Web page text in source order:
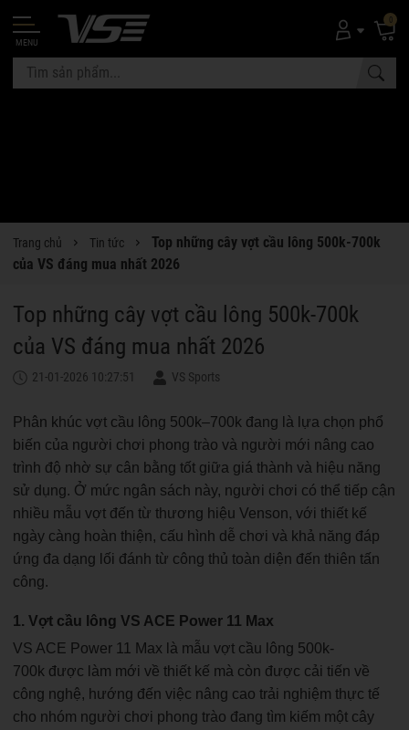
MENU
0
Trang chủ Tin tức
Top những cây vợt cầu lông 500k-700k
của VS đáng mua nhất 2026
Top những cây vợt cầu lông 500k-700k
của VS đáng mua nhất 2026
21-01-2026 10:27:51 VS Sports
Phân khúc vợt cầu lông 500k–700k đang là lựa chọn phổ
biến của người chơi phong trào và người mới nâng cao
trình độ nhờ sự cân bằng tốt giữa giá thành và hiệu năng
sử dụng. Ở mức ngân sách này, người chơi có thể tiếp cận
nhiều mẫu vợt đến từ thương hiệu Venson, với thiết kế
ngày càng hoàn thiện, cấu hình dễ chơi và khả năng đáp
ứng đa dạng lối đánh từ công thủ toàn diện đến thiên tấn
công.
1. Vợt cầu lông VS ACE Power 11 Max
VS ACE Power 11 Max là mẫu vợt cầu lông 500k-
700k được làm mới về thiết kế mà còn được cải tiến về
công nghệ, hướng đến việc nâng cao trải nghiệm thực tế
cho nhóm người chơi phong trào đang tìm kiếm một cây